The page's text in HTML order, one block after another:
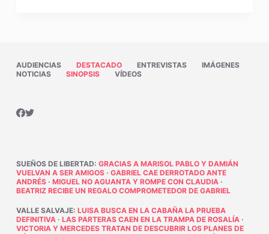
AUDIENCIAS DESTACADO ENTREVISTAS
IMÁGENES
NOTICIAS
SINOPSIS VÍDEOS
SUEÑOS DE LIBERTAD: GRACIAS A MARISOL PABLO Y DAMIÁN
VUELVAN A SER AMIGOS· GABRIEL CAE DERROTADO ANTE
ANDRÉS· MIGUEL NO AGUANTA Y ROMPE CON CLAUDIA·
BEATRIZ RECIBE UN REGALO COMPROMETEDOR DE GABRIEL
VALLE SALVAJE: LUISA BUSCA EN LA CABAÑA LA PRUEBA
DEFINITIVA· LAS PARTERAS CAEN EN LA TRAMPA DE ROSALÍA·
VICTORIA Y MERCEDES TRATAN DE DESCUBRIR LOS PLANES DE